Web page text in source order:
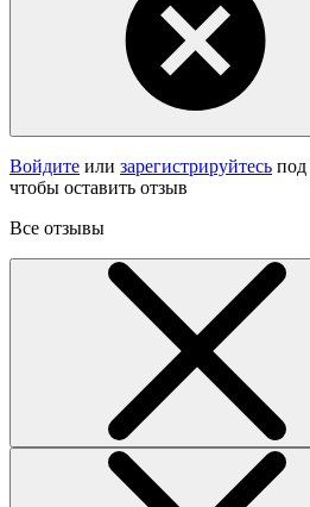
Войдите или зарегистрируйтесь под
чтобы оставить отзыв
Все отзывы